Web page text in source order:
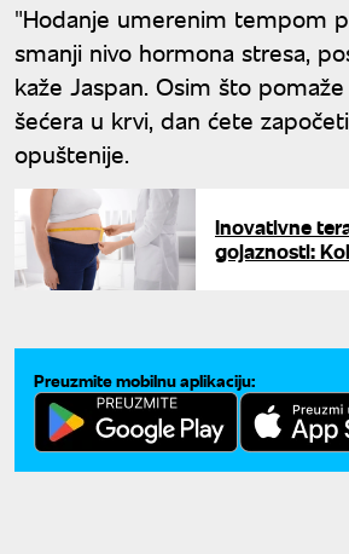
"Hodanje umerenim tempom
smanji nivo hormona stresa,
kaže Jaspan. Osim što
šećera u krvi, dan ćete
opuštenije.
Inovativne
gojaznosti:
Preuzmite mobilnu aplikaciju: